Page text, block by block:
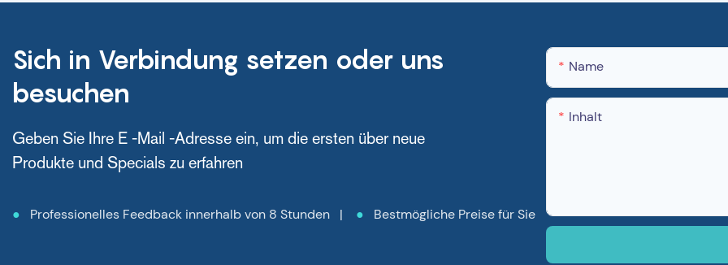
Sich in Verbindung setzen oder uns
besuchen
Geben Sie Ihre E -Mail -Adresse ein, um die ersten über neue
Produkte und Specials zu erfahren
● Professionelles Feedback innerhalb von 8 Stunden | ● Bestmögliche Preise für Sie
Name
Inhalt